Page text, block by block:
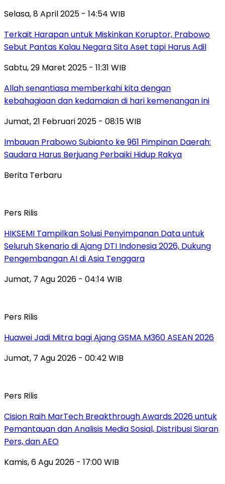
Selasa, 8 April 2025 - 14:54 WIB
Terkait Harapan untuk Miskinkan Koruptor, Prabowo
Sebut Pantas Kalau Negara Sita Aset tapi Harus Adil
Sabtu, 29 Maret 2025 - 11:31 WIB
Allah senantiasa memberkahi kita dengan
kebahagiaan dan kedamaian di hari kemenangan ini
Jumat, 21 Februari 2025 - 08:15 WIB
Imbauan Prabowo Subianto ke 961 Pimpinan Daerah:
Saudara Harus Berjuang Perbaiki Hidup Rakya
Berita Terbaru
Pers Rilis
HIKSEMI Tampilkan Solusi Penyimpanan Data untuk
Seluruh Skenario di Ajang DTI Indonesia 2026, Dukung
Pengembangan AI di Asia Tenggara
Jumat, 7 Agu 2026 - 04:14 WIB
Pers Rilis
Huawei Jadi Mitra bagi Ajang GSMA M360 ASEAN 2026
Jumat, 7 Agu 2026 - 00:42 WIB
Pers Rilis
Cision Raih MarTech Breakthrough Awards 2026 untuk
Pemantauan dan Analisis Media Sosial, Distribusi Siaran
Pers, dan AEO
Kamis, 6 Agu 2026 - 17:00 WIB